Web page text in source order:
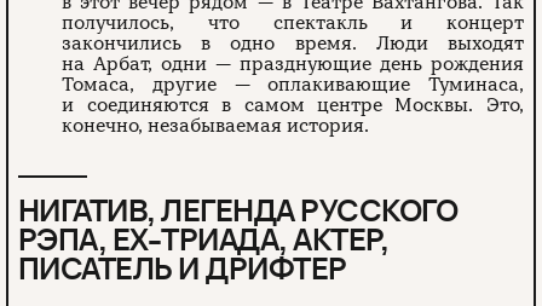
получилось, что спектакль и концерт
закончились в одно время. Люди выходят
на Арбат, одни — празднующие день рождения
Томаса, другие — оплакивающие Туминаса,
и соединяются в самом центре Москвы. Это,
конечно, незабываемая история.
НИГАТИВ, ЛЕГЕНДА РУССКОГО
РЭПА, EX-ТРИАДА, АКТЕР,
ПИСАТЕЛЬ И ДРИФТЕР